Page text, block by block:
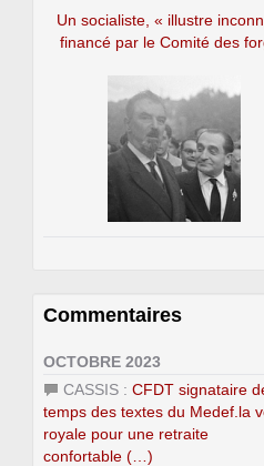
Un socialiste, « illustre
financé par le Comité des
Commentaires
OCTOBRE 2023
CASSIS : CFDT signataire
temps des textes du Medef.la
royale pour une retraite
confortable (…)